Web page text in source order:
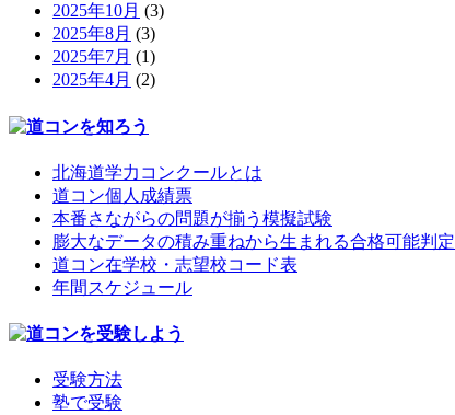
2025年10月 (3)
2025年8月 (3)
2025年7月 (1)
2025年4月 (2)
北海道学力コンクールとは
道コン個人成績票
本番さながらの問題が揃う模擬試験
膨大なデータの積み重ねから生まれる合格可能判定
道コン在学校・志望校コード表
年間スケジュール
受験方法
塾で受験